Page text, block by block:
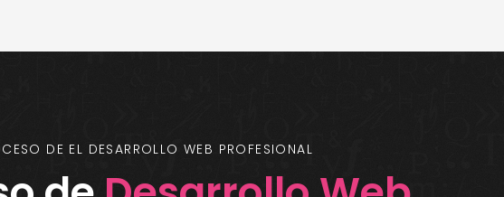
DE EL DESARROLLO WEB PROFESIONAL